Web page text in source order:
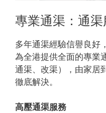
專業通渠：通
多年通渠經驗信譽良好
為全港提供全面的專業
通渠、改渠），由家居
徹底解決。
高壓通渠服務